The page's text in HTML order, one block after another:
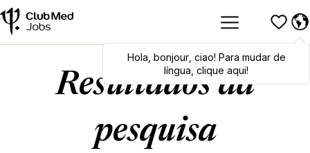
Hola,bonjour,ciao! To switch
languages, click here!
Hola bonjour, ciao! Para mudar de
língua, clique aqui!
Resultados da
pesquisa